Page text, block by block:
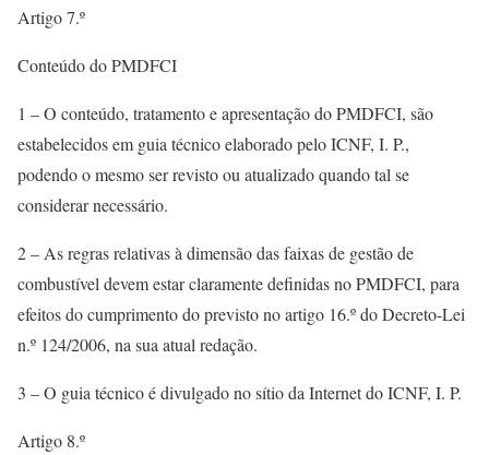
Artigo 7.º
Conteúdo do PMDFCI
1 – O conteúdo, tratamento e apresentação do PMDFCI, são
estabelecidos em guia técnico elaborado pelo ICNF, I. P.,
podendo o mesmo ser revisto ou atualizado quando tal se
considerar necessário.
2 – As regras relativas à dimensão das faixas de gestão de
combustível devem estar claramente definidas no PMDFCI, para
efeitos do cumprimento do previsto no artigo 16.º do Decreto-Lei
n.º 124/2006, na sua atual redação.
3 – O guia técnico é divulgado no sítio da Internet do ICNF, I. P.
Artigo 8.º